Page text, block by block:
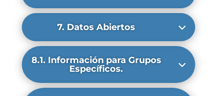
7. Datos Abiertos
8.1. Información para Grupos
Específicos.